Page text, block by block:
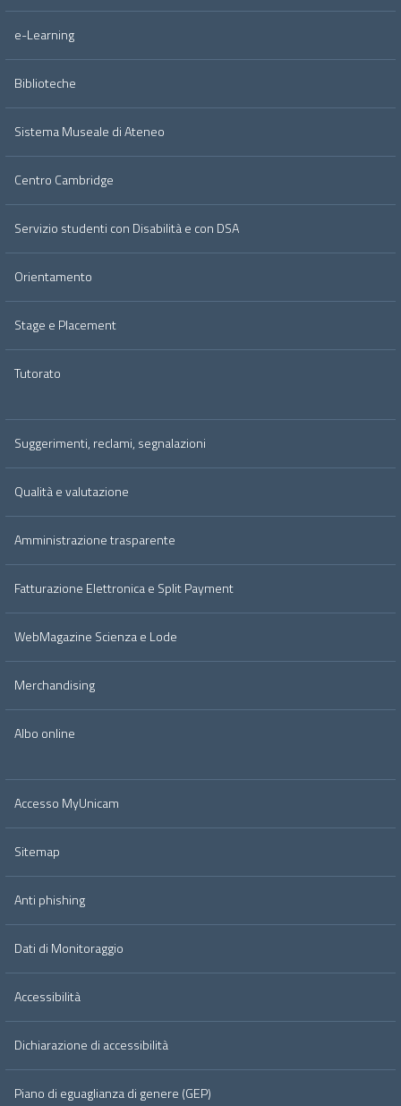
e-Learning
Biblioteche
Sistema Museale di Ateneo
Centro Cambridge
Servizio studenti con Disabilità e con DSA
Orientamento
Stage e Placement
Tutorato
Suggerimenti, reclami, segnalazioni
Qualità e valutazione
Amministrazione trasparente
Fatturazione Elettronica e Split Payment
WebMagazine Scienza e Lode
Merchandising
Albo online
Accesso MyUnicam
Sitemap
Anti phishing
Dati di Monitoraggio
Accessibilità
Dichiarazione di accessibilità
Piano di eguaglianza di genere (GEP)